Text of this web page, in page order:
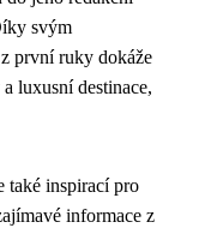
svým
první ruky dokáže
luxusní destinace,
také inspirací pro
informace z